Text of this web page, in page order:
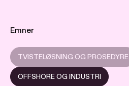
Emner
TVISTELØSNING OG PROSEDYRE
OFFSHORE OG INDUSTRI